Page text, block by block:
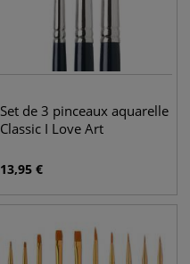
Set de 3 pinceaux aquarelle
Classic I Love Art
13,95 €